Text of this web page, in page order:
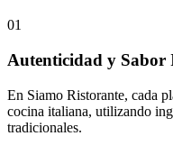
01
Autenticidad y Sabor
En Siamo Ristorante, cada
cocina italiana, utilizando
tradicionales.